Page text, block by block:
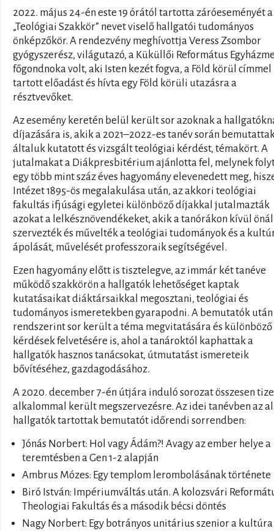
2022. május 24-én este 19 órától tartotta záróeseményét a
„Teológiai Szakkör” nevet viselő hallgatói tudományos
önképzőkör. A rendezvény meghívottja Veress Zsombor
gyógyszerész, világutazó, a Küküllői Református
főgondnoka volt, aki Isten kezét fogva, a Föld körül címmel
tartott előadást és hívta egy Föld körüli utazásra a
résztvevőket.
Az esemény keretén belül került sor azoknak a
díjazására is, akik a 2021–2022-es tanév során
általuk kutatott és vizsgált teológiai kérdést, témakört. A
jutalmakat a Diákpresbitérium ajánlotta fel, melynek
egy több mint száz éves hagyomány elevenedett meg,
Intézet 1895-ös megalakulása után, az akkori teológiai
fakultás ifjúsági egyletei különböző díjakkal jutalmazták
azokat a lelkésznövendékeket, akik a tanórákon kívül
szervezték és művelték a teológiai tudományok és a
ápolását, művelését professzoraik segítségével.
Ezen hagyomány előtt is tisztelegve, az immár két tanéve
működő szakkörön a hallgatók lehetőséget kaptak
kutatásaikat diáktársaikkal megosztani, teológiai és
tudományos ismeretekben gyarapodni. A bemutatók után
rendszerint sor került a téma megvitatására és különböző
kérdések felvetésére is, ahol a tanároktól kaphattak a
hallgatók hasznos tanácsokat, útmutatást ismereteik
bővítéséhez, gazdagodásához.
A 2020. december 7-én útjára induló sorozat összesen
alkalommal került megszervezésre. Az idei tanévben az
hallgatók tartottak bemutatót időrendi sorrendben:
Jónás Norbert: Hol vagy Ádám?! Avagy az ember helye a
teremtésben a Gen 1-2 alapján
Ambrus Mózes: Egy templom lerombolásának története
Biró István: Impériumváltás után. A kolozsvári
Theologiai Fakultás és a második bécsi döntés
Nagy Norbert: Egy botrányos unitárius szenior a kultúra